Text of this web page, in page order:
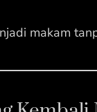
makam